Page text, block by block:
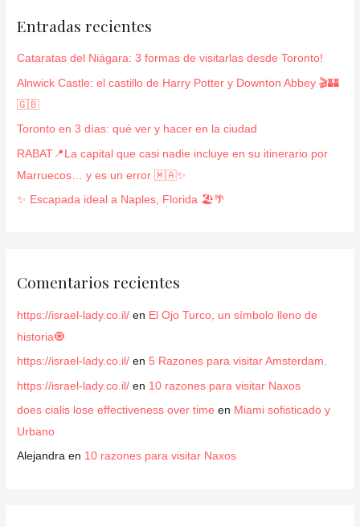
a
Entradas recientes
Cataratas del Niágara: 3 formas de visitarlas desde Toronto!
Alnwick Castle: el castillo de Harry Potter y Downton Abbey 🎬🏰
🇬🇧
Toronto en 3 días: qué ver y hacer en la ciudad
RABAT📍La capital que casi nadie incluye en su itinerario por
Marruecos… y es un error 🇲🇦✨
✨ Escapada ideal a Naples, Florida 🏖️🌴
Comentarios recientes
https://israel-lady.co.il/ en El Ojo Turco, un símbolo lleno de
historia🧿
https://israel-lady.co.il/ en 5 Razones para visitar Amsterdam.
https://israel-lady.co.il/ en 10 razones para visitar Naxos
does cialis lose effectiveness over time en Miami sofisticado y
Urbano
Alejandra en 10 razones para visitar Naxos